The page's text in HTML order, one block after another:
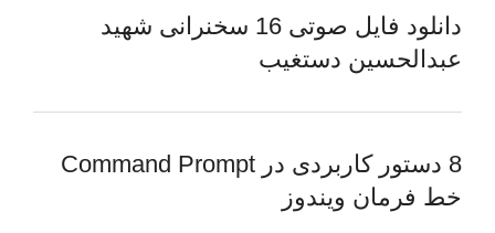
دانلود فایل صوتی 16 سخنرانی شهید
عبدالحسین دستغیب
8 دستور کاربردی در Command Prompt
خط فرمان ویندوز